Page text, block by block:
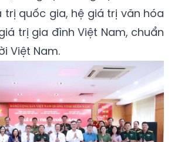
trị quốc gia, hệ giá trị văn hóa
trị gia đình Việt Nam, chuẩn
Việt Nam.